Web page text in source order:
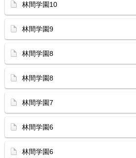
林間学園10
林間学園9
林間学園8
林間学園8
林間学園7
林間学園6
林間学園6